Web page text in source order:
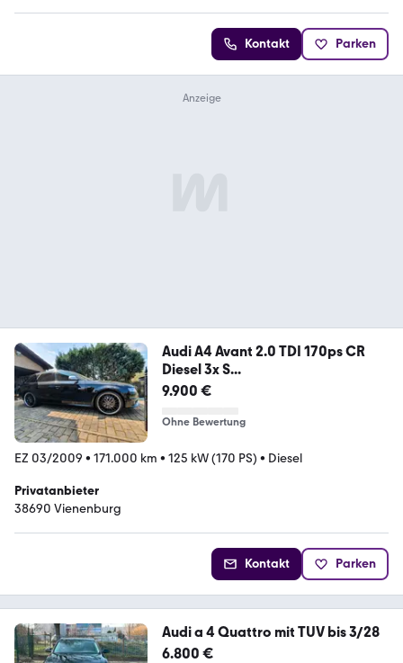
Kontakt Parken
Audi A4 Avant 2.0 TDI 170ps CR
Diesel 3x S...
9.900 €
Ohne Bewertung
EZ 03/2009 • 171.000 km • 125 kW (170 PS) • Diesel
Privatanbieter
38690 Vienenburg
Kontakt Parken
Audi a 4 Quattro mit TUV bis 3/28
6.800 €